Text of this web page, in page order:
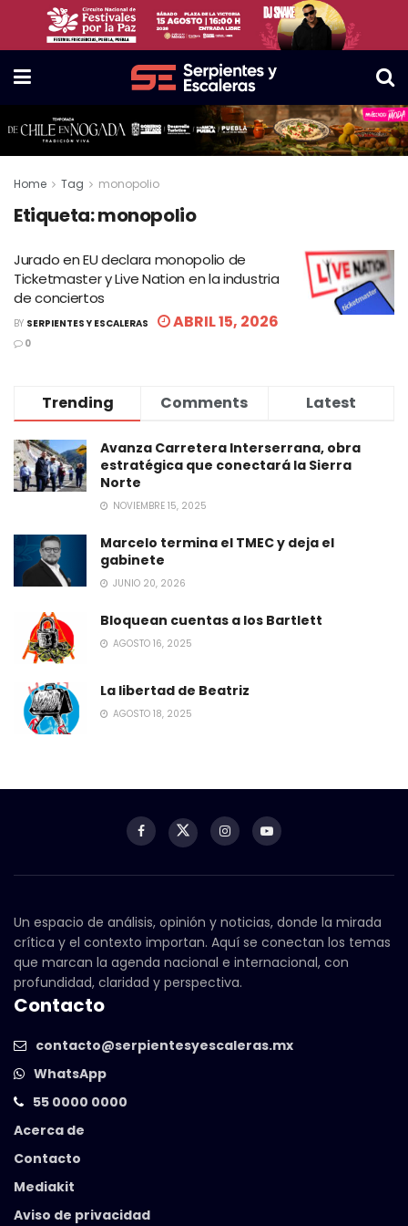
Home Tag monopolio
Etiqueta:monopolio
Jurado en EU declara monopolio de
Ticketmaster y Live Nation en la industria
de conciertos
BY SERPIENTES Y ESCALERAS ABRIL 15, 2026
0
Trending Comments Latest
Avanza Carretera Interserrana, obra
estratégica que conectará la Sierra
Norte
NOVIEMBRE 15, 2025
Marcelo termina el TMEC y deja el
gabinete
JUNIO 20, 2026
Bloquean cuentas a los Bartlett
AGOSTO 16, 2025
La libertad de Beatriz
AGOSTO 18, 2025
Un espacio de análisis, opinión y noticias, donde la mirada
crítica y el contexto importan. Aquí se conectan los temas
que marcan la agenda nacional e internacional, con
profundidad, claridad y perspectiva.
Contacto
contacto@serpientesyescaleras.mx
WhatsApp
55 0000 0000
Acerca de
Contacto
Mediakit
Aviso de privacidad